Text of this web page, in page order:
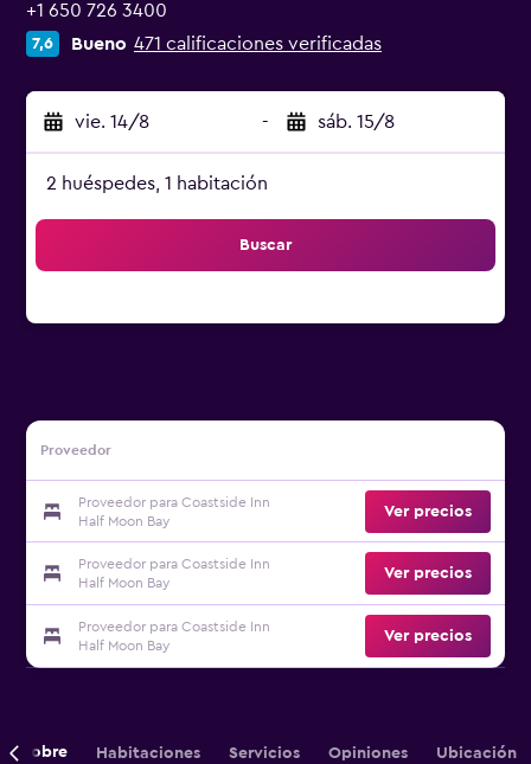
+1 650 726 3400
7,6 Bueno 471 calificaciones verificadas
vie. 14/8 - sáb. 15/8
2 huéspedes, 1 habitación
Buscar
Proveedor
Proveedor para Coastside Inn
Half Moon Bay
Ver precios
Proveedor para Coastside Inn
Half Moon Bay
Ver precios
Proveedor para Coastside Inn
Half Moon Bay
Ver precios
Sobre Habitaciones Servicios Opiniones Ubicación